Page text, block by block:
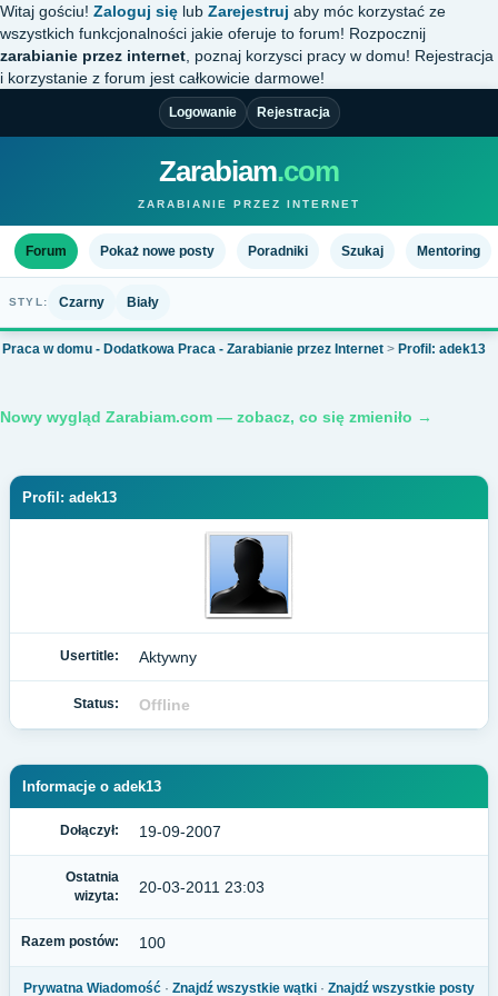
Witaj gościu! Zaloguj się lub Zarejestruj aby móc korzystać ze
wszystkich funkcjonalności jakie oferuje to forum! Rozpocznij
zarabianie przez internet , poznaj korzysci pracy w domu! Rejestracja
i korzystanie z forum jest całkowicie darmowe!
Logowanie Rejestracja
Zarabiam.com
ZARABIANIE PRZEZ INTERNET
Forum Pokaż nowe posty Poradniki Szukaj Mentoring
STYL: Czarny Biały
Praca w domu - Dodatkowa Praca - Zarabianie przez Internet > Profil: adek13
Nowy wygląd Zarabiam.com — zobacz, co się zmieniło →
Profil: adek13
Usertitle: Aktywny
Status: Offline
Informacje o adek13
Dołączył: 19-09-2007
Ostatnia
wizyta:
20-03-2011 23:03
Razem postów: 100
Prywatna Wiadomość · Znajdź wszystkie wątki · Znajdź wszystkie posty